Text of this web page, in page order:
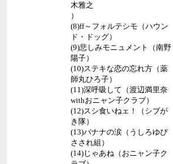
木雅之
）
(8)ff～フォルテシモ（ハウン
ド・ドッグ）
(9)悲しみモニュメント（南野
陽子）
(10)ステキな恋の忘れ方（薬
師丸ひろ子）
(11)深呼吸して（渡辺満里奈
withおニャン子クラブ）
(12)スシ食いねェ！（シブが
き隊）
(13)バナナの涙（うしろゆび
さされ組）
(14)じゃあね（おニャン子ク